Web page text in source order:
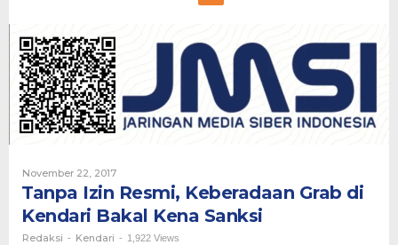
Grab
di
Kendari
Bakal
Kena
Sanksi
November 22, 2017Oleh
Tanpa Izin Resmi, Keberadaan Grab di
Kendari Bakal Kena Sanksi
Redaksi - Kendari - 1,922 Views